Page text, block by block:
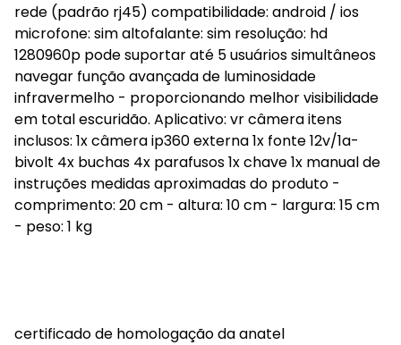
rede (padrão rj45) compatibilidade: android / ios
microfone: sim altofalante: sim resolução: hd
1280960p pode suportar até 5 usuários simultâneos
navegar função avançada de luminosidade
infravermelho - proporcionando melhor visibilidade
em total escuridão. Aplicativo: vr câmera itens
inclusos: 1x câmera ip360 externa 1x fonte 12v/1a-
bivolt 4x buchas 4x parafusos 1x chave 1x manual de
instruções medidas aproximadas do produto -
comprimento: 20 cm - altura: 10 cm - largura: 15 cm
- peso: 1 kg
certificado de homologação da anatel